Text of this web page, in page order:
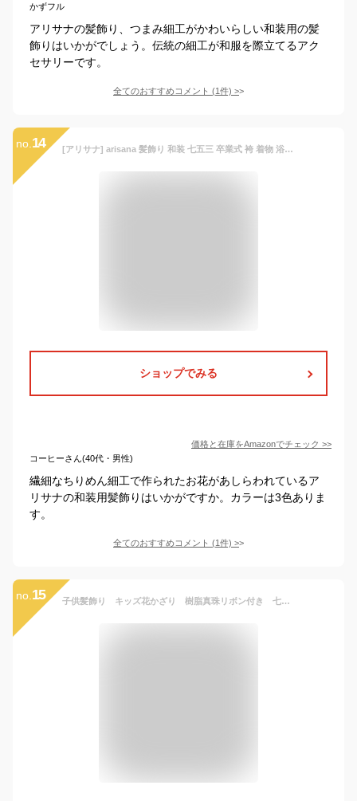
かずフル
アリサナの髪飾り、つまみ細工がかわいらしい和装用の髪
飾りはいかがでしょう。伝統の細工が和服を際立てるアク
セサリーです。
全てのおすすめコメント (1件) >
no. 14 [アリサナ] arisana 髪飾り 和装 七五三 卒業式 袴 着物 浴衣 花 つまみ細工 ちりめん パール リボン 子供 ガールズ アカ -
ショップでみる
価格と在庫をAmazonでチェック >>
コーヒーさん(40代・男性)
繊細なちりめん細工で作られたお花があしらわれているア
リサナの和装用髪飾りはいかがですか。カラーは3色ありま
す。
全てのおすすめコメント (1件) >
no. 15 子供髪飾り キッズ花かざり 樹脂真珠リボン付き 七五三着物向き和装小物